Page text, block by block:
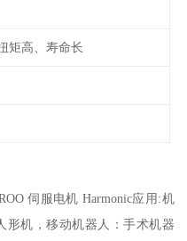
矩高、寿命长
伺服电机 Harmonic应用:机
形机，移动机器人：手术机器